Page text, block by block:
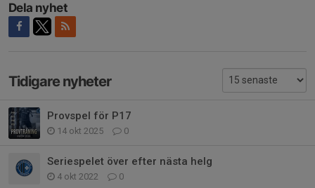
Dela nyhet
Tidigare nyheter
Provspel för P17
14 okt 2025 0
Seriespelet över efter nästa helg
4 okt 2022 0